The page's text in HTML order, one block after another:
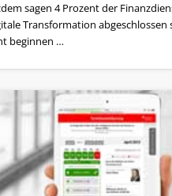
sagen 4 Prozent der
Trans­for­mation abgeschlossen
beginnen …